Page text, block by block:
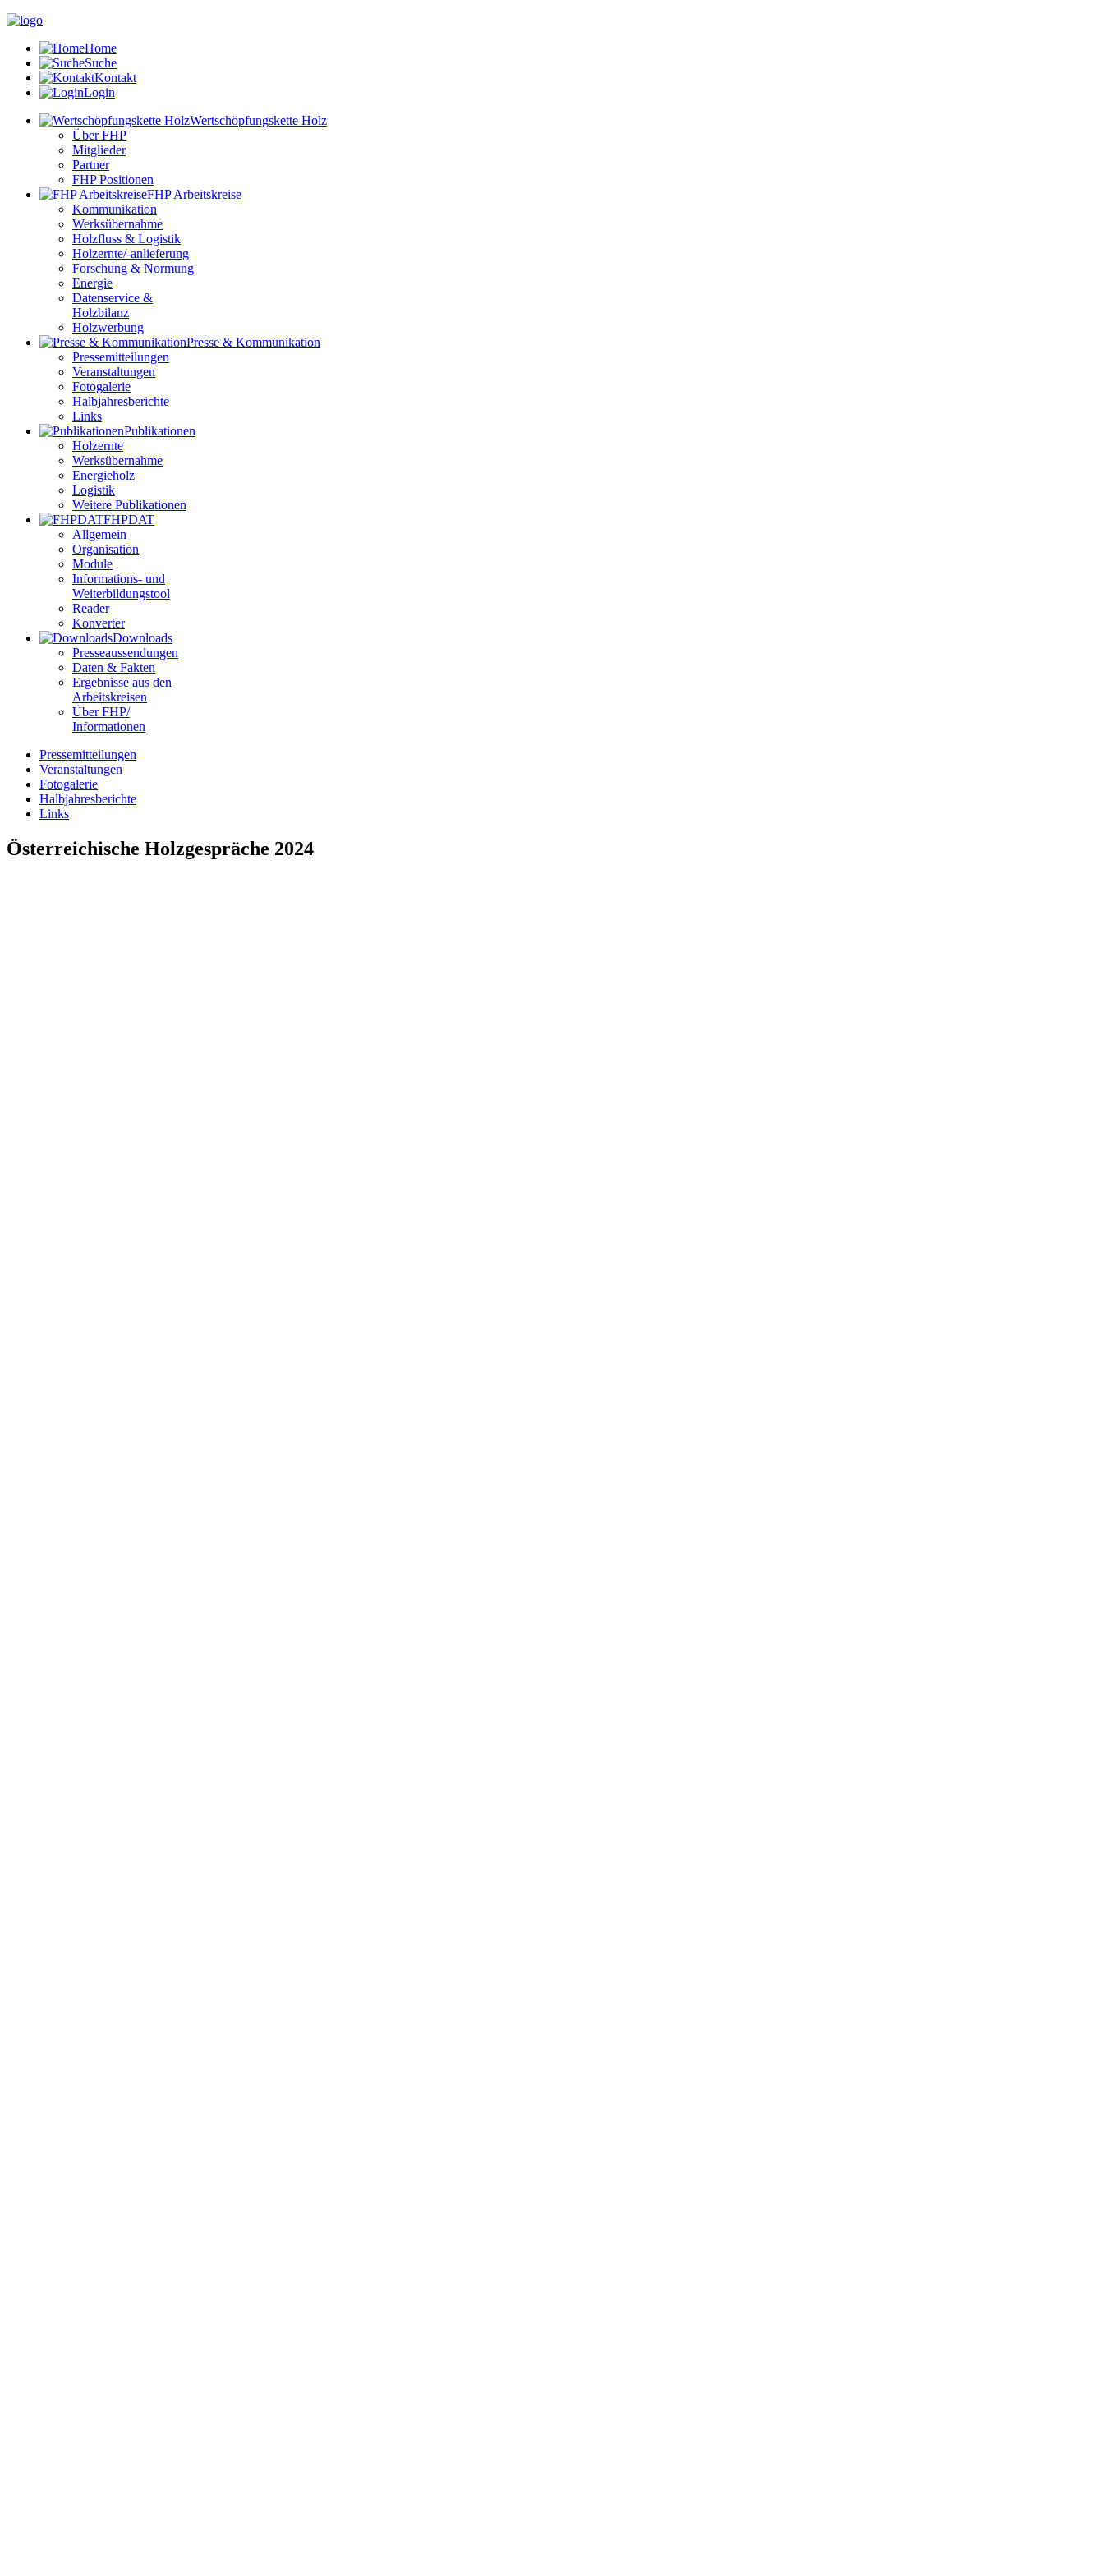
Home
Suche
Kontakt
Login
Wertschöpfungskette Holz
Über FHP
Mitglieder
Partner
FHP Positionen
FHP Arbeitskreise
Kommunikation
Werksübernahme
Holzfluss & Logistik
Holzernte/-anlieferung
Forschung & Normung
Energie
Datenservice &
Holzbilanz
Holzwerbung
Presse & Kommunikation
Pressemitteilungen
Veranstaltungen
Fotogalerie
Halbjahresberichte
Links
Publikationen
Holzernte
Werksübernahme
Energieholz
Logistik
Weitere Publikationen
FHPDAT
Allgemein
Organisation
Module
Informations- und
Weiterbildungstool
Reader
Konverter
Downloads
Presseaussendungen
Daten & Fakten
Ergebnisse aus den
Arbeitskreisen
Über FHP/
Informationen
Pressemitteilungen
Veranstaltungen
Fotogalerie
Halbjahresberichte
Links
Österreichische Holzgespräche 2024